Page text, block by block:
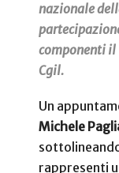
nazionale
componenti
Cgil.
Un
Michele
rappresenti